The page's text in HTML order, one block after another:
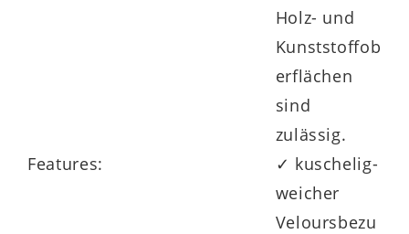
Holz- und
Kunststoffob
erflächen
sind
zulässig.
Features:
✓ kuschelig-
weicher
Veloursbezu